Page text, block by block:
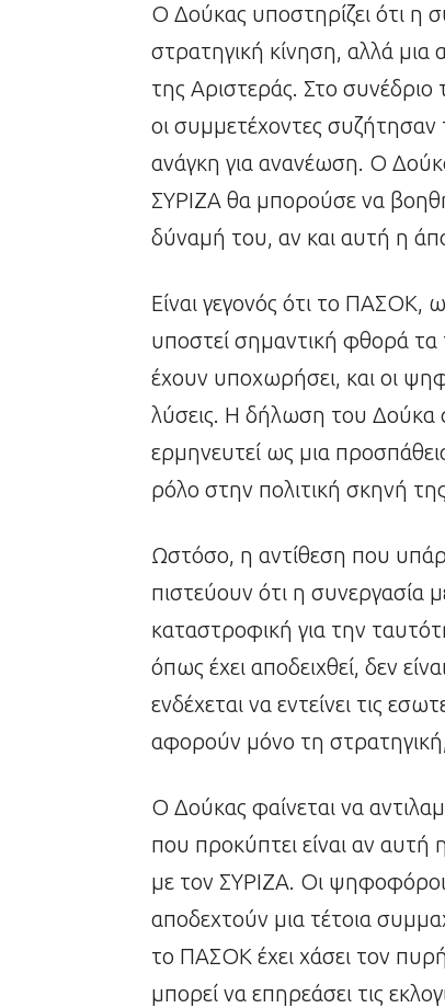
Ο Δούκας υποστηρίζει ότι η
στρατηγική κίνηση, αλλά
της Αριστεράς. Στο
οι συμμετέχοντες συζήτησαν
ανάγκη για ανανέωση. Ο
ΣΥΡΙΖΑ θα μπορούσε να
δύναμή του, αν και αυτή η
Είναι γεγονός ότι το ΠΑΣΟΚ,
υποστεί σημαντική φθορά τα
έχουν υποχωρήσει, και οι
λύσεις. Η δήλωση του Δούκα
ερμηνευτεί ως μια
ρόλο στην πολιτική σκηνή
Ωστόσο, η αντίθεση που
πιστεύουν ότι η συνεργασία
καταστροφική για την
όπως έχει αποδειχθεί, δεν
ενδέχεται να εντείνει τις
αφορούν μόνο τη στρατηγική,
Ο Δούκας φαίνεται να
που προκύπτει είναι αν αυτή
με τον ΣΥΡΙΖΑ. Οι
αποδεχτούν μια τέτοια
το ΠΑΣΟΚ έχει χάσει τον
μπορεί να επηρεάσει τις